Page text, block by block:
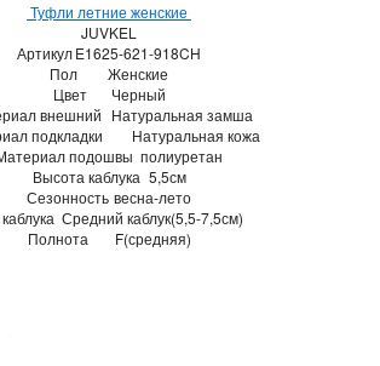
Туфли летние женские
JUVKEL
АртикулE1625-621-918CH
Пол
Женские
Цвет
Черный
внешний Натуральная замша
подкладки
Натуральная кожа
подошвы полиуретан
Высота каблука 5,5см
Сезонность весна-лето
Средний каблук(5,5-7,5см)
Полнота
F(средняя)